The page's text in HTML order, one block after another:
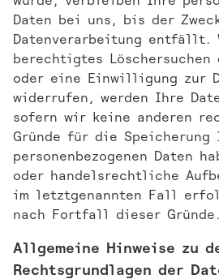
Daten bei uns, bis der
Datenverarbeitung entfällt.
berechtigtes Löschersuchen
oder eine Einwilligung zur
widerrufen, werden Ihre
sofern wir keine anderen
Gründe für die Speicherung
personenbezogenen Daten
oder handelsrechtliche
im letztgenannten Fall
nach Fortfall dieser Gründe.
Allgemeine Hinweise zu
Rechtsgrundlagen der